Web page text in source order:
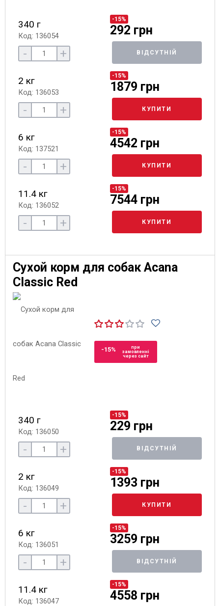
340 г
Код: 136054
-15%
292 грн
- + ВІДСУТНІЙ
2 кг
Код: 136053
-15%
1879 грн
- + КУПИТИ
6 кг
Код: 137521
-15%
4542 грн
- + КУПИТИ
11.4 кг
Код: 136052
-15%
7544 грн
- + КУПИТИ
Сухой корм для собак Acana
Classic Red
-15%
при
замовленні
через сайт
340 г
Код: 136050
-15%
229 грн
- + ВІДСУТНІЙ
2 кг
Код: 136049
-15%
1393 грн
- + КУПИТИ
6 кг
Код: 136051
-15%
3259 грн
- + ВІДСУТНІЙ
11.4 кг
Код: 136047
-15%
4558 грн